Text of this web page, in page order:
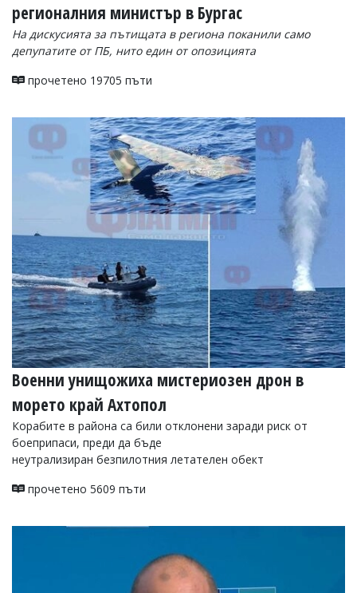
обиден
за
вас
коментар,
моля
сигнализирайте
регионалния министър в Бургас
На дискусията за пътищата в региона поканили само
депупатите от ПБ, нито един от опозицията
прочетено 19705 пъти
Военни унищожиха мистериозен дрон в
морето край Ахтопол
Корабите в района са били отклонени заради риск от
боеприпаси, преди да бъде
неутрализиран безпилотния летателен обект
прочетено 5609 пъти